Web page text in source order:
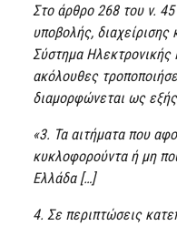
Στο άρθρο 268 του ν.
υποβολής, διαχείρισης
Σύστημα Ηλεκτρονικής
ακόλουθες
διαμορφώνεται ως
«3. Τα αιτήματα που
κυκλοφορούντα ή μη
Ελλάδα […]
4. Σε περιπτώσεις